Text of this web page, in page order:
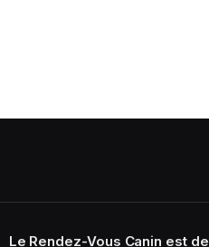
Le Rendez-Vous Canin est de